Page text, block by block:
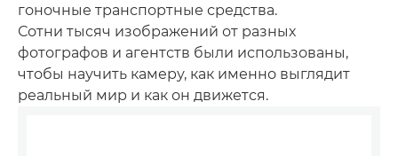
гоночные транспортные средства.
Сотни тысяч изображений от разных
фотографов и агентств были использованы,
чтобы научить камеру, как именно выглядит
реальный мир и как он движется.